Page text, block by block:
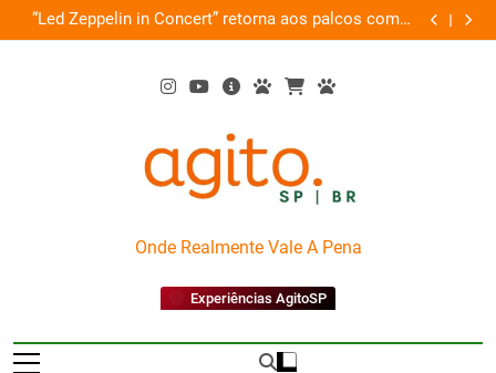
Skip
to
“Led Zeppelin in Concert” retorna aos palcos com a
Nova Orquestra
Cobasi
AgitoSP
Onde Realmente Vale A Pena
Experiências AgitoSP